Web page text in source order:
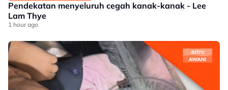
Pendekatan menyeluruh cegah kanak-kanak - Lee
Lam Thye
1 hour ago